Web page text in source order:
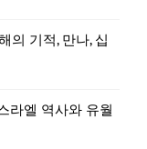
의 기적, 만나, 십
라엘 역사와 유월